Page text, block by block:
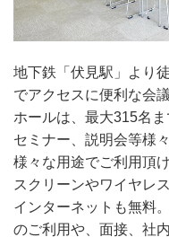
地下鉄「伏見駅」より
でアクセスに便利な会
ホールは、最大315名
セミナー、説明会等様
様々な用途でご利用頂
スクリーンやワイヤレ
インターネットも無料
のご利用や、面接、社